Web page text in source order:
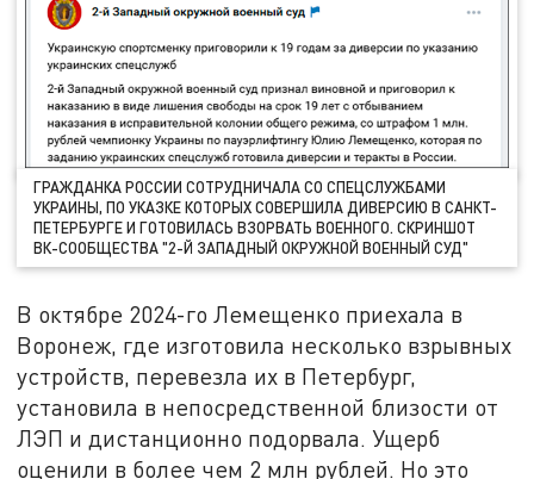
ГРАЖДАНКА РОССИИ СОТРУДНИЧАЛА СО СПЕЦСЛУЖБАМИ
УКРАИНЫ, ПО УКАЗКЕ КОТОРЫХ СОВЕРШИЛА ДИВЕРСИЮ В САНКТ-
ПЕТЕРБУРГЕ И ГОТОВИЛАСЬ ВЗОРВАТЬ ВОЕННОГО. СКРИНШОТ
ВК-СООБЩЕСТВА "2-Й ЗАПАДНЫЙ ОКРУЖНОЙ ВОЕННЫЙ СУД"
В октябре 2024-го Лемещенко приехала в
Воронеж, где изготовила несколько взрывных
устройств, перевезла их в Петербург,
установила в непосредственной близости от
ЛЭП и дистанционно подорвала. Ущерб
оценили в более чем 2 млн рублей. Но это